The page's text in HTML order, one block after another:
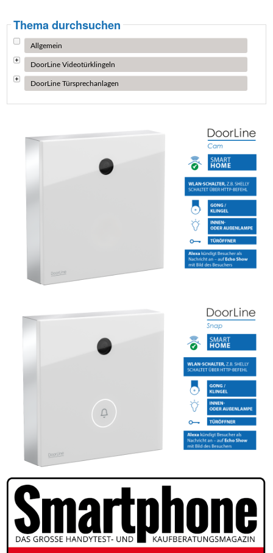
Thema durchsuchen
Allgemein
DoorLine Videotürklingeln
DoorLine Türsprechanlagen